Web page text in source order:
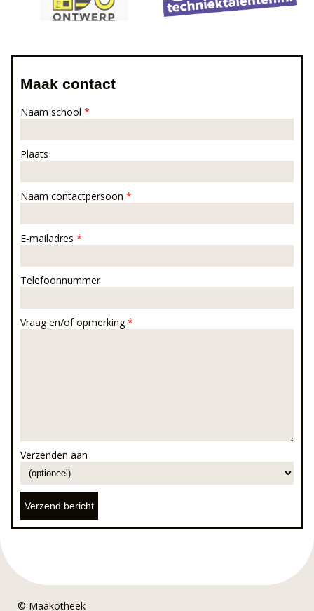
Maak contact
Naam school *
Plaats
Naam contactpersoon *
E-mailadres *
Telefoonnummer
Vraag en/of opmerking*
Verzenden aan
© Maakotheek